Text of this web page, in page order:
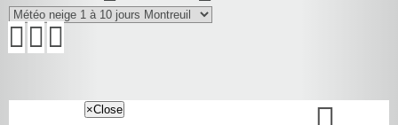
×Close